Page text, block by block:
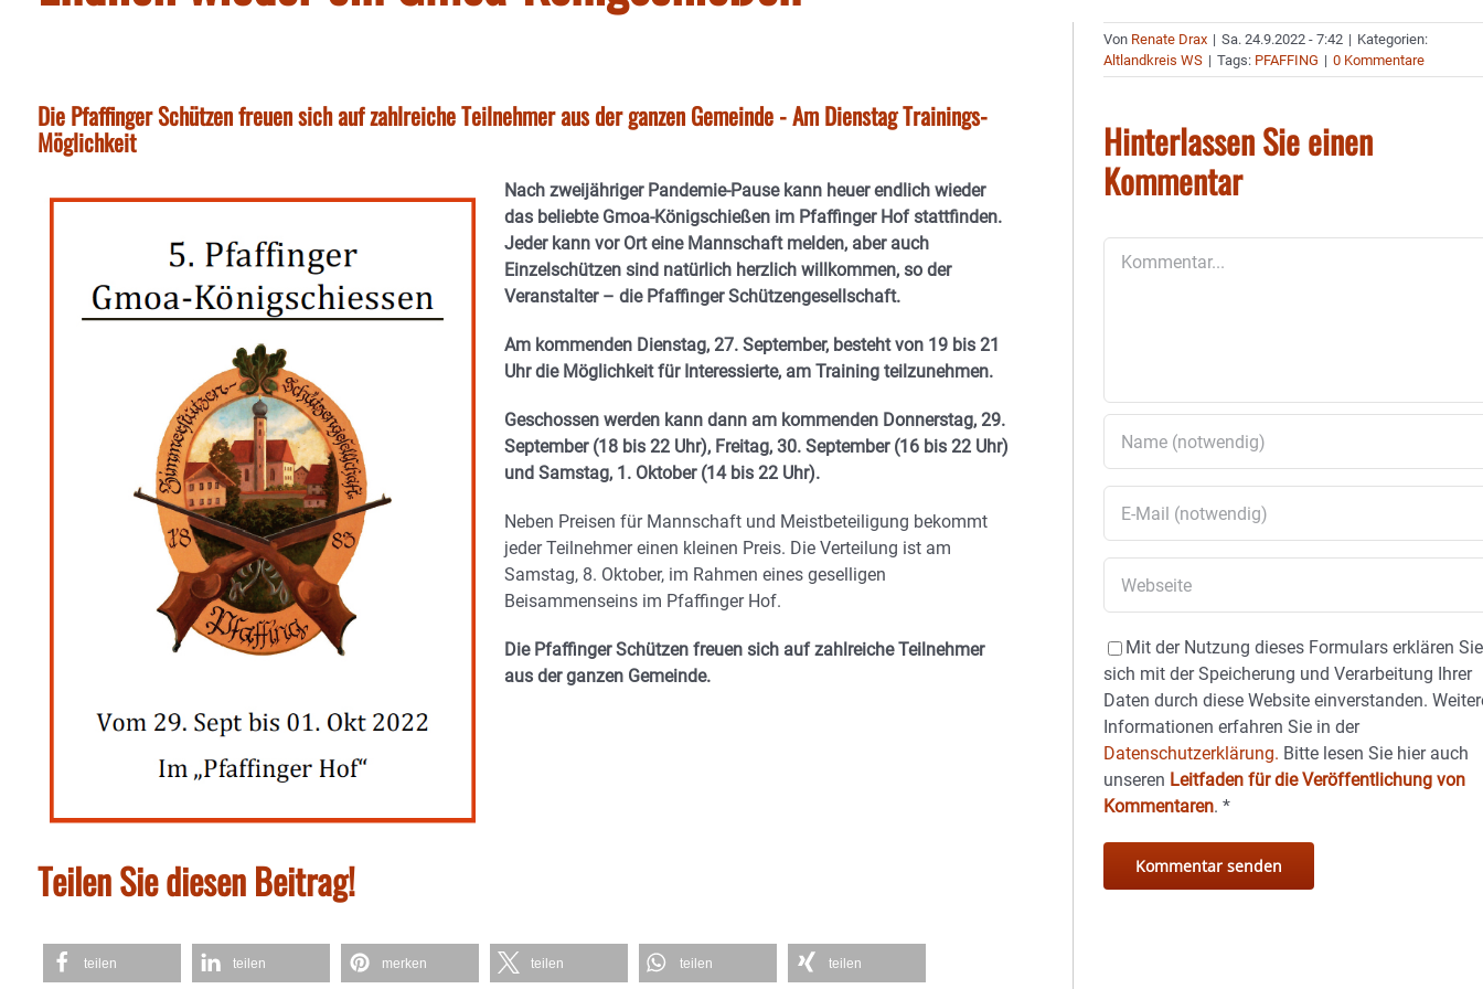
Die Pfaffinger Schützen freuen sich auf zahlreiche Teilnehmer aus der ganzen Gemeinde - Am Dienstag Trainings-
Möglichkeit
Nach zweijähriger Pandemie-Pause kann heuer endlich wieder
das beliebte Gmoa-Königschießen im Pfaffinger Hof stattfinden.
Jeder kann vor Ort eine Mannschaft melden, aber auch
Einzelschützen sind natürlich herzlich willkommen, so der
Veranstalter – die Pfaffinger Schützengesellschaft.
Am kommenden Dienstag, 27. September, besteht von 19 bis 21
Uhr die Möglichkeit für Interessierte, am Training teilzunehmen.
Geschossen werden kann dann am kommenden Donnerstag, 29.
September (18 bis 22 Uhr), Freitag, 30. September (16 bis 22 Uhr)
und Samstag, 1. Oktober (14 bis 22 Uhr).
Neben Preisen für Mannschaft und Meistbeteiligung bekommt
jeder Teilnehmer einen kleinen Preis. Die Verteilung ist am
Samstag, 8. Oktober, im Rahmen eines geselligen
Beisammenseins im Pfaffinger Hof.
Die Pfaffinger Schützen freuen sich auf zahlreiche Teilnehmer
aus der ganzen Gemeinde.
Teilen Sie diesen Beitrag!
teilen teilen merken teilen teilen teilen
Von Renate Drax | Sa. 24.9.2022 - 7:42 | Kategorien:
Altlandkreis WS | Tags: PFAFFING | 0 Kommentare
Hinterlassen Sie einen
Kommentar
Mit der Nutzung dieses Formulars erklären Sie
sich mit der Speicherung und Verarbeitung Ihrer
Daten durch diese Website einverstanden.
Informationen erfahren Sie in der
Datenschutzerklärung. Bitte lesen Sie hier auch
unseren Leitfaden für die Veröffentlichung von
Kommentaren.*